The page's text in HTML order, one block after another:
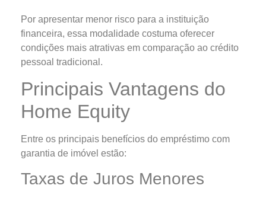
Por apresentar menor risco para a instituição
financeira, essa modalidade costuma oferecer
condições mais atrativas em comparação ao crédito
pessoal tradicional.
Principais Vantagens do
Home Equity
Entre os principais benefícios do empréstimo com
garantia de imóvel estão:
Taxas de Juros Menores